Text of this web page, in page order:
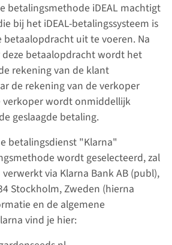
betalingsmethode iDEAL machtigt
bij het iDEAL-betalingssysteem is
betaalopdracht uit te voeren. Na
betaalopdracht wordt het
rekening van de klant
de rekening van de verkoper
verkoper wordt onmiddellijk
geslaagde betaling.
betalingsdienst "Klarna"
wordt geselecteerd, zal
via Klarna Bank AB (publ),
Stockholm, Zweden (hierna
en de algemene
vind je hier: